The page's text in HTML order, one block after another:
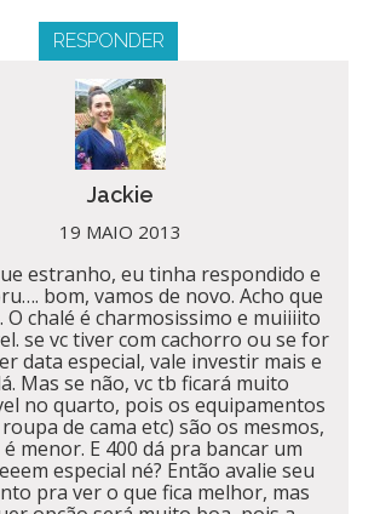
RESPONDER
Jackie
19 MAIO 2013
estranho, eu tinha respondido e
bom, vamos de novo. Acho que
O chalé é charmosissimo e muiiiito
se vc tiver com cachorro ou se for
data especial, vale investir mais e
Mas se não, vc tb ficará muito
no quarto, pois os equipamentos
de cama etc) são os mesmos,
menor. E 400 dá pra bancar um
especial né? Então avalie seu
pra ver o que fica melhor, mas